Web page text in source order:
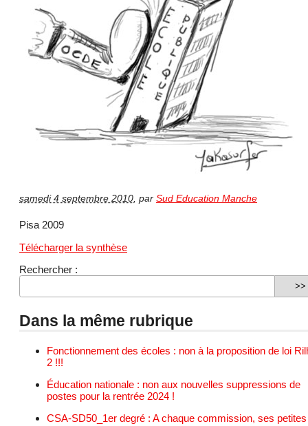
samedi 4 septembre 2010 par Sud Education Manche
Pisa 2009
Télécharger la synthèse
Rechercher :
Dans la même rubrique
Fonctionnement des écoles : non à la proposition de loi
2 !!!
Éducation nationale : non aux nouvelles suppressions de
postes pour la rentrée 2024 !
CSA-SD50_1er degré : A chaque commission, ses petites